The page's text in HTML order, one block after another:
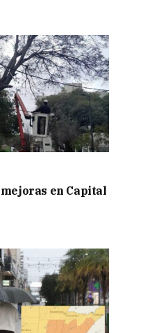
en Capital